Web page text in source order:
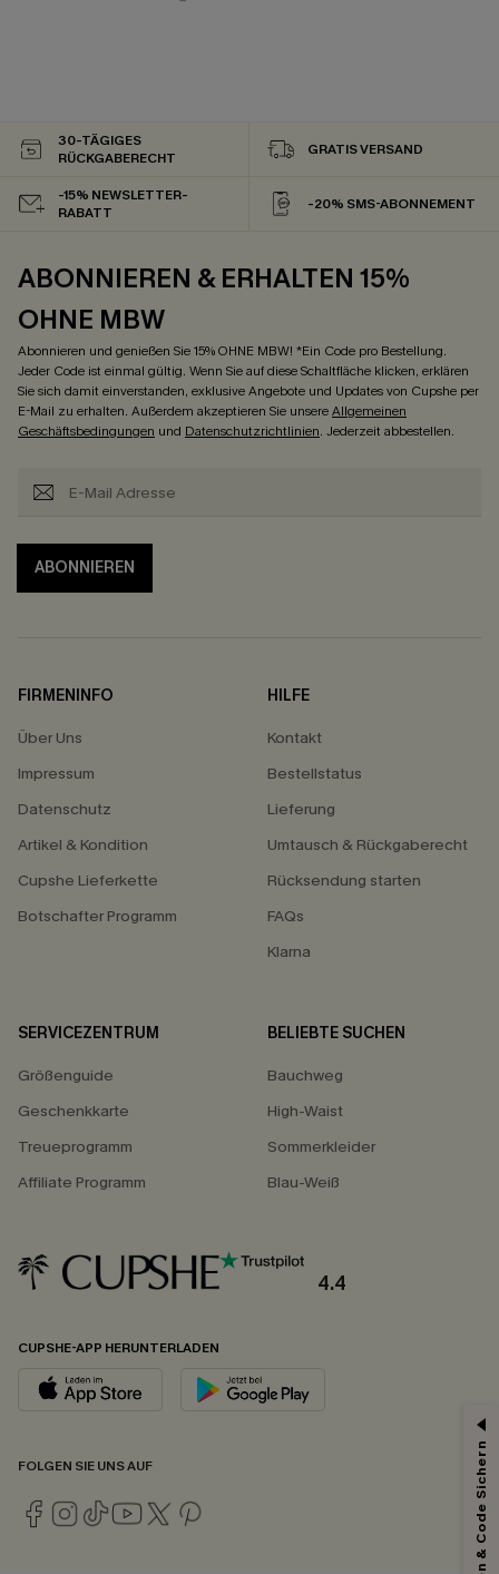
30-TÄGIGES
RÜCKGABERECHT
GRATIS VERSAND
-15% NEWSLETTER-
RABATT
-20% SMS-ABONNEMENT
ABONNIEREN & ERHALTEN 15%
OHNE MBW
Abonnieren und genießen Sie 15% OHNE MBW! *Ein Code pro Bestellung.
Jeder Code ist einmal gültig. Wenn Sie auf diese Schaltfläche klicken, erklären
Sie sich damit einverstanden, exklusive Angebote und Updates von Cupshe per
E-Mail zu erhalten. Außerdem akzeptieren Sie unsereAllgemeinen
Geschäftsbedingungen und Datenschutzrichtlinien. Jederzeit abbestellen.
ABONNIEREN
FIRMENINFO
Über Uns
Impressum
Datenschutz
Artikel & Kondition
Cupshe Lieferkette
Botschafter Programm
HILFE
Kontakt
Bestellstatus
Lieferung
Umtausch & Rückgaberecht
Rücksendung starten
FAQs
Klarna
SERVICEZENTRUM
Größenguide
Geschenkkarte
Treueprogramm
Affiliate Programm
BELIEBTE SUCHEN
Bauchweg
High-Waist
Sommerkleider
Blau-Weiß
4.4
CUPSHE-APP HERUNTERLADEN
FOLGEN SIE UNS AUF